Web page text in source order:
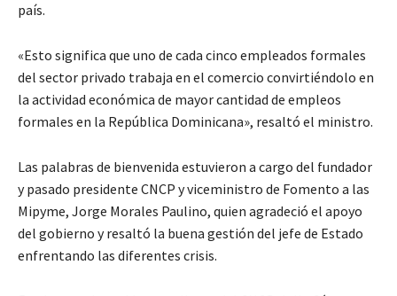
país.
«Esto significa que uno de cada cinco empleados formales
del sector privado trabaja en el comercio convirtiéndolo en
la actividad económica de mayor cantidad de empleos
formales en la República Dominicana», resaltó el ministro.
Las palabras de bienvenida estuvieron a cargo del fundador
y pasado presidente CNCP y viceministro de Fomento a las
Mipyme, Jorge Morales Paulino, quien agradeció el apoyo
del gobierno y resaltó la buena gestión del jefe de Estado
enfrentando las diferentes crisis.